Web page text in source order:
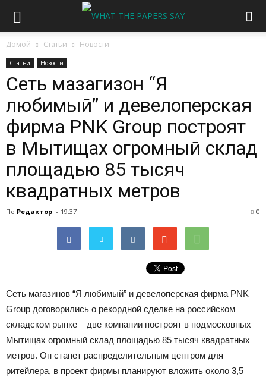
Домой Статьи Новости
Статьи Новости
Сеть мазагизон “Я
любимый” и девелоперская
фирма PNK Group построят
в Мытищах огромный склад
площадью 85 тысяч
квадратных метров
По Редактор - 19:37 0
Сеть магазинов “Я любимый” и девелоперская фирма PNK
Group договорились о рекордной сделке на российском
складском рынке – две компании построят в подмосковных
Мытищах огромный склад площадью 85 тысяч квадратных
метров. Он станет распределительным центром для
ритейлера, в проект фирмы планируют вложить около 3,5